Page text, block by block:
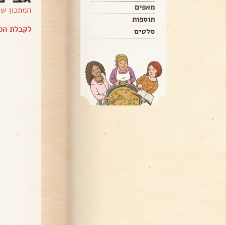
מאפים
תוספות
סלטים
המתכון
לקבלת